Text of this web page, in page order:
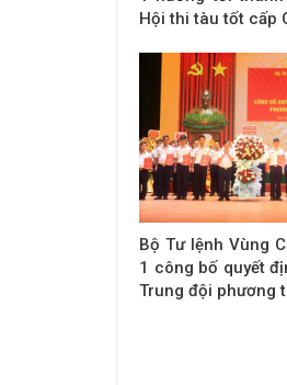
Hội thi tàu tốt cấp
Bộ Tư lệnh Vùng
1 công bố quyết
Trung đội phương